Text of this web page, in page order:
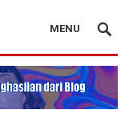
MENU